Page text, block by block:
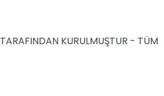
TARAFINDAN KURULMUŞTUR - TÜM